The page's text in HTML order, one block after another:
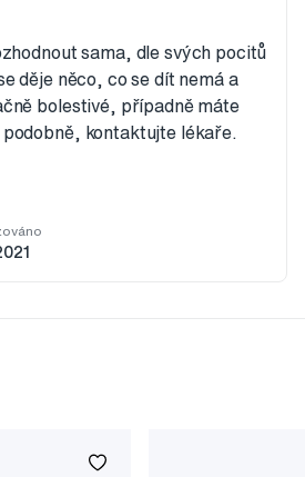
sama, dle svých pocitů
děje něco, co se dít nemá a
bolestivé, případně máte
kontaktujte lékaře.